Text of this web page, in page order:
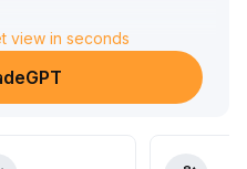
thématiques
perturbations liées aux
chez les acteurs
view in seconds